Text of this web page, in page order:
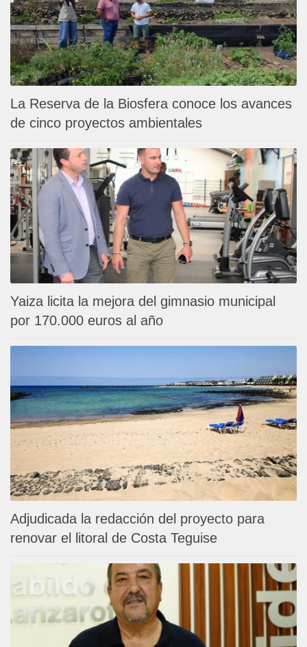
La Reserva de la Biosfera conoce los avances
de cinco proyectos ambientales
Yaiza licita la mejora del gimnasio municipal
por 170.000 euros al año
Adjudicada la redacción del proyecto para
renovar el litoral de Costa Teguise